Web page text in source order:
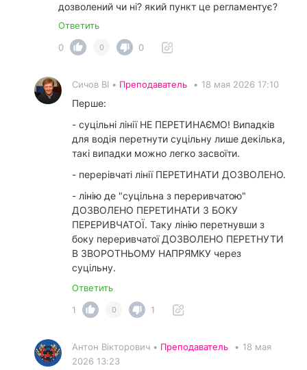
дозволений чи ні? який пункт це регламентує?
Ответить
0
0 0
Сичов ВІ • Преподаватель • 18 мая 2026 17:10
Перше:
- суцільні лінії НЕ ПЕРЕТИНАЄМО! Випадків
для водія перетнути суцільну лише декілька,
такі випадки можно легко засвоїти.
- перерівчаті лінії ПЕРЕТИНАТИ ДОЗВОЛЕНО.
- лінію де "суцільна з переривчатою"
ДОЗВОЛЕНО ПЕРЕТИНАТИ З БОКУ
ПЕРЕРИВЧАТОЇ. Таку лінію перетнувши з
боку переривчатої ДОЗВОЛЕНО ПЕРЕТНУТИ
В ЗВОРОТНЬОМУ НАПРЯМКУ через
суцільну.
Ответить
1
0 1
Антон Вікторович • Преподаватель • 18 мая
2026 13:23